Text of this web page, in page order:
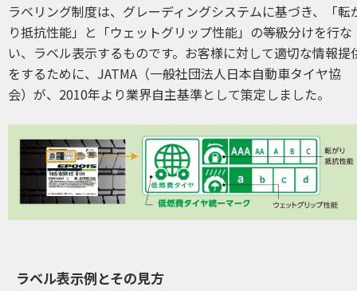
ラベリング制度は、グレーディングシステムに基づき、「転
り抵抗性能」と「ウェットグリップ性能」の等級分けを行な
い、ラベル表示するものです。お客様に対して適切な情報提
をするために、JATMA（一般社団法人日本自動車タイヤ協
会）が、2010年より業界自主基準として策定しました。
ラベル表示例とその見方